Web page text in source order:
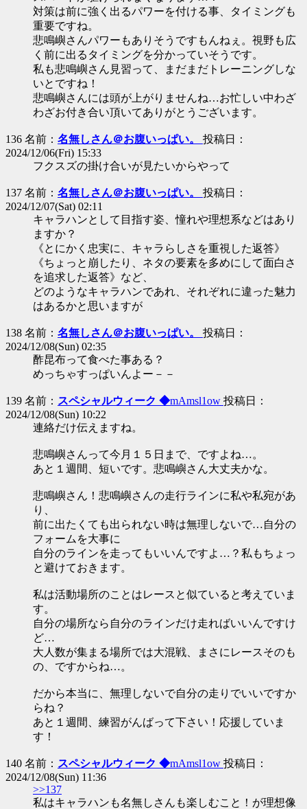
対策は前に強く出るパワーを付ける事、タイミングも
重要ですね。
悲鳴嶼さんパワーもありそうですもんねぇ。視野も広
く前に出るタイミングを分かっていそうです。
私も悲鳴嶼さん見習って、まだまだトレーニングしな
いとですね！
悲鳴嶼さんには頭が上がりませんね…お忙しい中わざ
わざお付き合い頂いてありがとうございます。
136 名前： 名無しさん＠お腹いっぱい。 投稿日：
2024/12/06(Fri) 15:33
フクスズの掛け合いが見たいからやって
137 名前： 名無しさん＠お腹いっぱい。 投稿日：
2024/12/07(Sat) 02:11
キャラハンとして目指す姿、憧れや理想系などはあり
ますか？
《とにかく忠実に、キャラらしさを重視した返答》
《ちょっと崩したり、ネタの要素を多めにして面白さ
を追求した返答》など、
どのようなキャラハンであれ、それぞれに違った魅力
はあるかと思いますが
138 名前： 名無しさん＠お腹いっぱい。 投稿日：
2024/12/08(Sun) 02:35
酢昆布って食べた事ある？
めっちゃすっぱいんよー－－
139 名前： スペシャルウィーク ◆mAmsl1ow 投稿日：
2024/12/08(Sun) 10:22
連絡だけ伝えますね。
悲鳴嶼さんって今月１５日まで、ですよね…。
あと１週間、短いです。悲鳴嶼さん大丈夫かな。
悲鳴嶼さん！悲鳴嶼さんの走行ラインに私や私宛があ
り、
前に出たくても出られない時は無理しないで…自分の
フォームを大事に
自分のラインを走ってもいいんですよ…？私もちょっ
と避けておきます。
私は活動場所のことはレースと似ていると考えていま
す。
自分の場所なら自分のラインだけ走ればいいんですけ
ど…
大人数が集まる場所では大混戦、まさにレースそのも
の、ですからね…。
だから本当に、無理しないで自分の走りでいいですか
らね？
あと１週間、練習がんばって下さい！応援していま
す！
140 名前： スペシャルウィーク ◆mAmsl1ow 投稿日：
2024/12/08(Sun) 11:36
>>137
私はキャラハンも名無しさんも楽しむこと！が理想像